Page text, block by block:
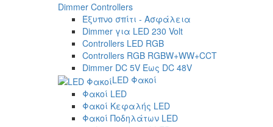
Dimmer Controllers
Έξυπνο σπίτι - Ασφάλεια
Dimmer για LED 230 Volt
Controllers LED RGB
Controllers RGB RGBW+WW+CCT
Dimmer DC 5V Έως DC 48V
LED Φακοί
Φακοί LED
Φακοί Κεφαλής LED
Φακοί Ποδηλάτων LED